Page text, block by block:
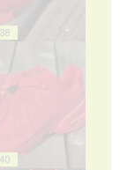
38
40